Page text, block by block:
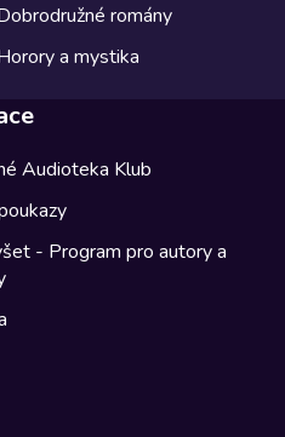
romány
a mystika
Audioteka Klub
- Program pro autory a